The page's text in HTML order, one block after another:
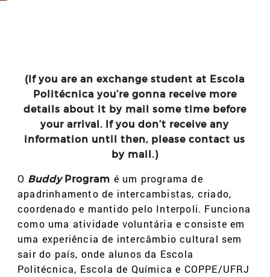
(If you are an exchange student at Escola
Politécnica you’re gonna receive more
details about it by mail some time before
your arrival. If you don’t receive any
information until then, please contact us
by mail.)
O BuddyProgram é um programa de
apadrinhamento de intercambistas, criado,
coordenado e mantido pelo Interpoli. Funciona
como uma atividade voluntária e consiste em
uma experiência de intercâmbio cultural sem
sair do país, onde alunos da Escola
Politécnica, Escola de Química e COPPE/UFRJ